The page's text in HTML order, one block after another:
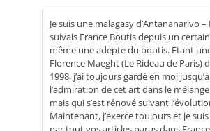
Je suis une malagasy d’Antananarivo
suivais France Boutis depuis un
même une adepte du boutis. Etant
Florence Maeght (Le Rideau de Paris)
1998, j’ai toujours gardé en moi
l’admiration de cet art dans le
mais qui s’est rénové suivant
Maintenant, j’exerce toujours et je